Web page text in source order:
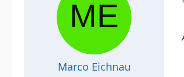
Marco Eichnau